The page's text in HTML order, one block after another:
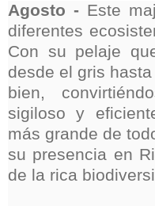
Agosto - Este
diferentes
Con su pelaje
desde el gris
bien,
sigiloso y
más grande de
su presencia en
de la rica